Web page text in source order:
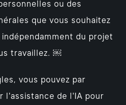
ou des
que vous souhaitez
du projet
travaillez. ￼
vous pouvez par
l'assistance de l'IA pour